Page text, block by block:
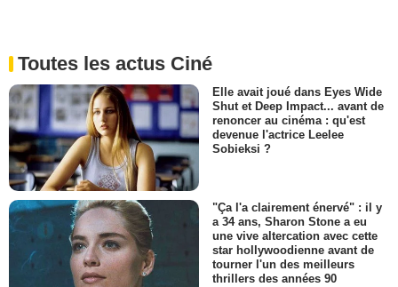
Toutes les actus Ciné
Elle avait joué dans Eyes Wide
Shut et Deep Impact... avant de
renoncer au cinéma : qu'est
devenue l'actrice Leelee
Sobieksi ?
"Ça l'a clairement énervé" : il y
a 34 ans, Sharon Stone a eu
une vive altercation avec cette
star hollywoodienne avant de
tourner l'un des meilleurs
thrillers des années 90